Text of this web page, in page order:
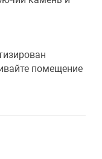
помещение